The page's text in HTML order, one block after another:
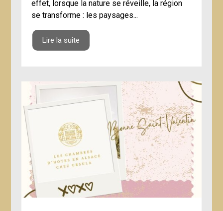
effet, lorsque la nature se réveille, la région
se transforme : les paysages...
Lire la suite